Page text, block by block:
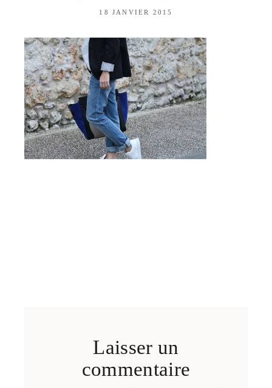
18 JANVIER 2015
Laisser un
commentaire